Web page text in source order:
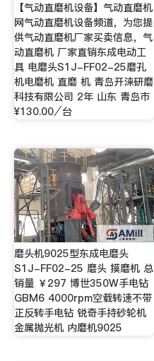
【气动直磨机设备】气动直磨机
网气动直磨机设备频道，为您提
供气动直磨机厂家买卖信息，气
动直磨机 厂家直销东成电动工
具 电磨头S1J-FF02-25磨孔
机电磨机 直磨 机 青岛开涞研磨
科技有限公司 2年 山东 青岛市
¥130.00⁄台
磨头机9025型东成电磨头
S1J-FF02-25 磨头 摸磨机 总
销量 ￥297 博世350W手电钻
GBM6 4000rpm空载转速不带
正反转手电钻 锐奇手持砂轮机
金属抛光机 内磨机9025